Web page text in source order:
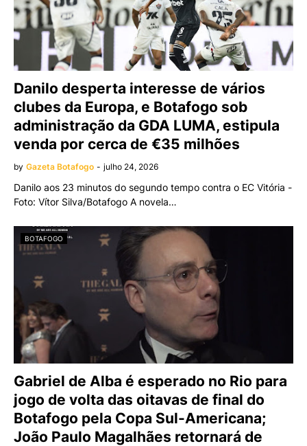
Danilo desperta interesse de vários
clubes da Europa, e Botafogo sob
administração da GDA LUMA, estipula
venda por cerca de €35 milhões
by Gazeta Botafogo - julho 24, 2026
Danilo aos 23 minutos do segundo tempo contra o EC Vitória -
Foto: Vítor Silva/Botafogo A novela…
BOTAFOGO
Gabriel de Alba é esperado no Rio para
jogo de volta das oitavas de final do
Botafogo pela Copa Sul-Americana;
João Paulo Magalhães retornará de